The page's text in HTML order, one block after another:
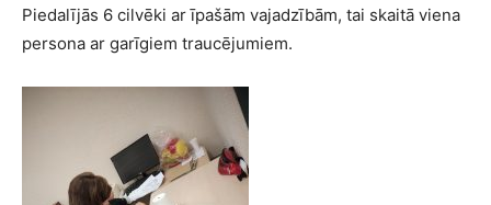
Piedalījās 6 cilvēki ar īpašām vajadzībām, tai skaitā viena
persona ar garīgiem traucējumiem.